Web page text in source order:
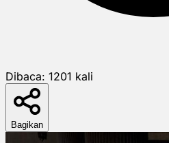
Dibaca: 1201 kali
Bagikan